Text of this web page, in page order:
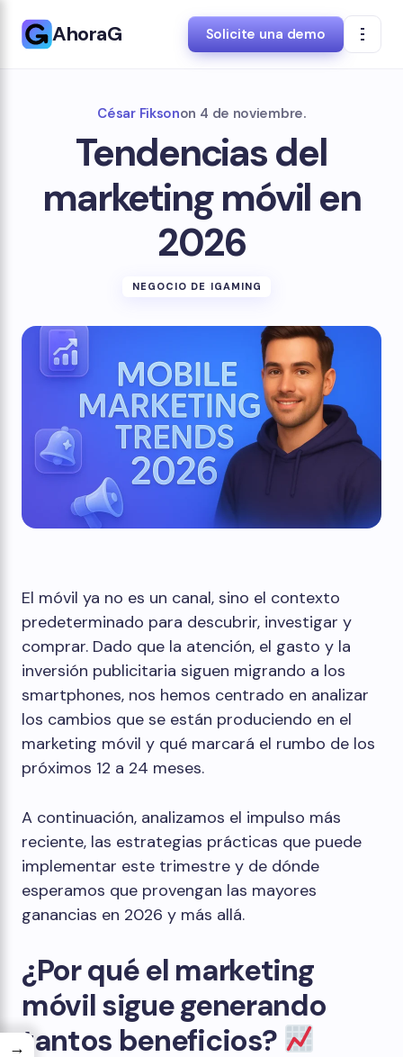
AhoraG Solicite una demo
César Fiksonon 4 de noviembre.
Tendencias del
marketing móvil en
2026
NEGOCIO DE IGAMING
El móvil ya no es un canal, sino el contexto
predeterminado para descubrir, investigar y
comprar. Dado que la atención, el gasto y la
inversión publicitaria siguen migrando a los
smartphones, nos hemos centrado en analizar
los cambios que se están produciendo en el
marketing móvil y qué marcará el rumbo de los
próximos 12 a 24 meses.
A continuación, analizamos el impulso más
reciente, las estrategias prácticas que puede
implementar este trimestre y de dónde
esperamos que provengan las mayores
ganancias en 2026 y más allá.
¿Por qué el marketing
móvil sigue generando
tantos beneficios?
→